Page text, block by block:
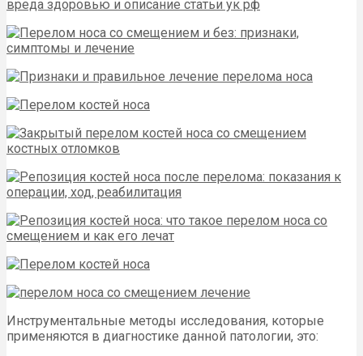
Инструментальные методы исследования, которые
применяются в диагностике данной патологии, это: